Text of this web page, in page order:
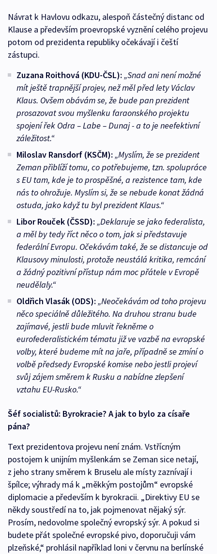
Návrat k Havlovu odkazu, alespoň částečný distanc od
Klause a především proevropské vyznění celého projevu
potom od prezidenta republiky očekávají i čeští
zástupci.
Zuzana Roithová (KDU-ČSL): „Snad ani není možné
mít ještě trapnější projev, než měl před lety Václav
Klaus. Ovšem obávám se, že bude pan prezident
prosazovat svou myšlenku faraonského projektu
spojení řek Odra – Labe – Dunaj - a to je neefektivní
záležitost.“
Miloslav Ransdorf (KSČM): „Myslím, že se prezident
Zeman přiblíží tomu, co potřebujeme, tzn. spolupráce
s EU tam, kde je to prospěšné, a rezistence tam, kde
nás to ohrožuje. Myslím si, že se nebude konat žádná
ostuda, jako když tu byl prezident Klaus.“
Libor Rouček (ČSSD): „Deklaruje se jako federalista,
a měl by tedy říct něco o tom, jak si představuje
federální Evropu. Očekávám také, že se distancuje od
Klausovy minulosti, protože neustálá kritika, remcání
a žádný pozitivní přístup nám moc přátele v Evropě
neudělaly.“
Oldřich Vlasák (ODS): „Neočekávám od toho projevu
něco speciálně důležitého. Na druhou stranu bude
zajímavé, jestli bude mluvit řekněme o
eurofederalistickém tématu již ve vazbě na evropské
volby, které budeme mít na jaře, případně se zmíní o
volbě předsedy Evropské komise nebo jestli projeví
svůj zájem směrem k Rusku a nabídne zlepšení
vztahu EU-Rusko.“
Šéf socialistů: Byrokracie? A jak to bylo za císaře
pána?
Text prezidentova projevu není znám. Vstřícným
postojem k unijním myšlenkám se Zeman sice netají,
z jeho strany směrem k Bruselu ale místy zaznívají i
špílce; výhrady má k „měkkým postojům“ evropské
diplomacie a především k byrokracii. „Direktivy EU se
někdy soustředí na to, jak pojmenovat nějaký sýr.
Prosím, nedovolme společný evropský sýr. A pokud si
budete přát společné evropské pivo, doporučuji vám
plzeňské,“ prohlásil například loni v červnu na berlínské